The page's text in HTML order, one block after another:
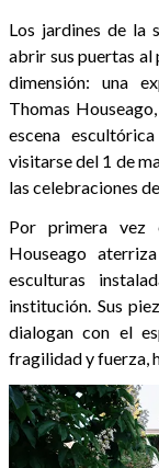
Los jardines de la
abrir sus puertas
dimensión: una
Thomas
escena
visitarse del 1 de
las celebraciones
Por primera vez
Houseago
esculturas
institución. Sus
dialogan con el
fragilidad y fuerza,